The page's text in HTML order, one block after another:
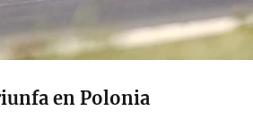
en Polonia